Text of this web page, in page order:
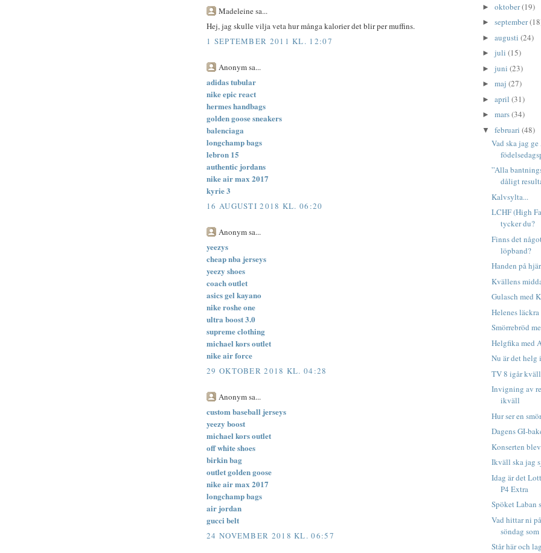
Madeleine sa...
Hej, jag skulle vilja veta hur många kalorier det blir per muffins.
1 SEPTEMBER 2011 KL. 12:07
Anonym sa...
adidas tubular
nike epic react
hermes handbags
golden goose sneakers
balenciaga
longchamp bags
lebron 15
authentic jordans
nike air max 2017
kyrie 3
16 AUGUSTI 2018 KL. 06:20
Anonym sa...
yeezys
cheap nba jerseys
yeezy shoes
coach outlet
asics gel kayano
nike roshe one
ultra boost 3.0
supreme clothing
michael kors outlet
nike air force
29 OKTOBER 2018 KL. 04:28
Anonym sa...
custom baseball jerseys
yeezy boost
michael kors outlet
off white shoes
birkin bag
outlet golden goose
nike air max 2017
longchamp bags
air jordan
gucci belt
24 NOVEMBER 2018 KL. 06:57
► oktober(19)
► september
► augusti (24)
► juli (15)
► juni (23)
► maj (27)
► april (31)
► mars(34)
▼ februari (48)
Vad ska jag
”Alla
dåligt
Kalvsylta...
LCHF (High
tycker du?
Finns det
löpband?
Handen på
Kvällens
Gulasch med
Helenes
Smörrebröd
Helgfika med
Nu är det helg
TV 8 igår
Invigning av
ikväll
Hur ser en
Dagens GI-
Konserten
Ikväll ska jag
Idag är det
P4 Extra
Spöket Laban
Vad hittar ni
söndag
Står här och